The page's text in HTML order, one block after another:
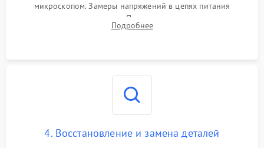
микроскопом. Замеры напряжений в цепях питания
процессора и видеокарты. Проверка состояния жесткого
диска и оперативной памяти с помощью POST-карт и
Подробнее
4. Восстановление и замена деталей